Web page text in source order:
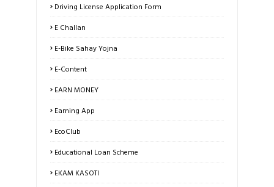
Driving License Application Form
E Challan
E-Bike Sahay Yojna
E-Content
EARN MONEY
Earning App
EcoClub
Educational Loan Scheme
EKAM KASOTI